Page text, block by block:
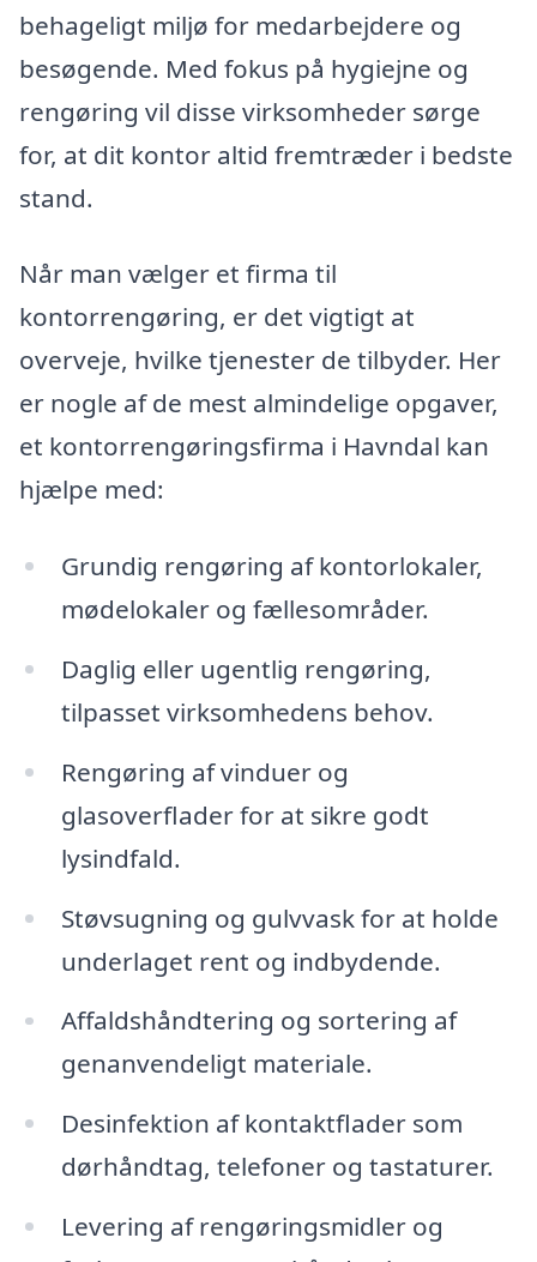
behageligt miljø for medarbejdere og
besøgende. Med fokus på hygiejne og
rengøring vil disse virksomheder sørge
for, at dit kontor altid fremtræder i bedste
stand.
Når man vælger et firma til
kontorrengøring, er det vigtigt at
overveje, hvilke tjenester de tilbyder. Her
er nogle af de mest almindelige opgaver,
et kontorrengøringsfirma i Havndal kan
hjælpe med:
Grundig rengøring af kontorlokaler,
mødelokaler og fællesområder.
Daglig eller ugentlig rengøring,
tilpasset virksomhedens behov.
Rengøring af vinduer og
glasoverflader for at sikre godt
lysindfald.
Støvsugning og gulvvask for at holde
underlaget rent og indbydende.
Affaldshåndtering og sortering af
genanvendeligt materiale.
Desinfektion af kontaktflader som
dørhåndtag, telefoner og tastaturer.
Levering af rengøringsmidler og